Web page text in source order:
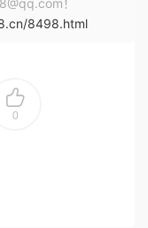
！
8498.html
0